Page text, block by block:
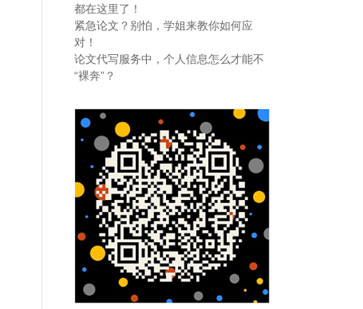
都在这里了！
紧急论文？别怕，学姐来教你如何应
对！
论文代写服务中，个人信息怎么才能不
“裸奔”？